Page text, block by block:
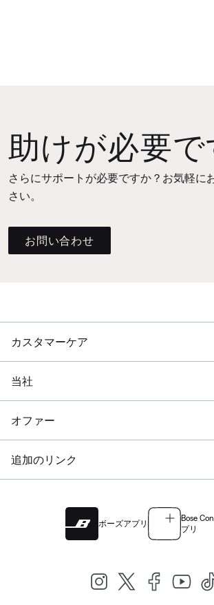
助けが必要で
さらにサポートが必要ですか？お気軽に
さい。
お問い合わせ
カスタマーケア
当社
オファー
追加のリンク
ボーズアプリ
Bose
プリ